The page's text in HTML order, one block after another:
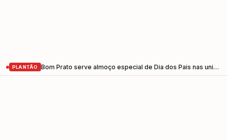
PLANTÃO Bom Prato serve almoço especial de Dia dos Pais nas unidades do Vale do Paraíba nesta sexta-feira (7)